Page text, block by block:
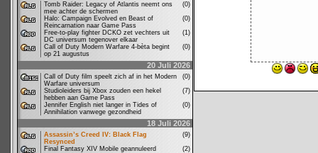
Tomb Raider: Legacy of Atlantis neemt ons
mee achter de schermen
(0)
Halo: Campaign Evolved en Beast of
Reincarnation naar Game Pass
(0)
Free-to-play fighter DCKO zet vechters uit
DC universum tegenover elkaar
(1)
Call of Duty Modern Warfare 4-bèta begint
op 21 augustus
(0)
20 Juli 2026
Call of Duty film speelt zich af in het Modern
Warfare universum
(0)
Studioleiders bij Xbox zouden een hekel
hebben aan Game Pass
(7)
Jennifer English niet langer in Tides of
Annihilation vanwege gezondheid
(0)
18 Juli 2026
Assassin’s Creed IV: Black Flag
Resynced
(9)
Final Fantasy XIV Mobile geannuleerd
(2)